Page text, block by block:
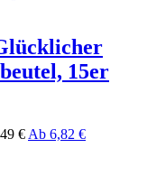
15er
€ Ab 6,82 €